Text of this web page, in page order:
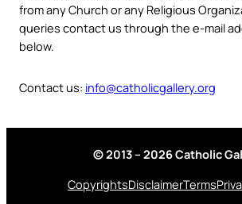
from any Church or any Religious
queries contact us through the e-mail
below.
Contact us: info@catholicgallery.org
© 2013 – 2026 Catholic
CopyrightsDisclaimerTerms